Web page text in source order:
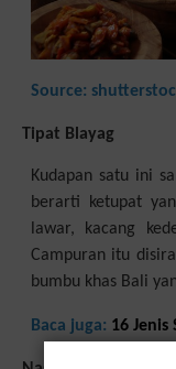
Source:
Tipat Blayag
Kudapan satu ini
berarti ketupat
lawar, kacang
Campuran itu
bumbu khas Bali
Baca juga: 16